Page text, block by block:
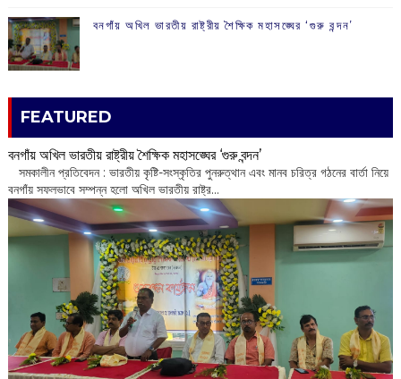
বনগাঁয় অখিল ভারতীয় রাষ্ট্রীয় শৈক্ষিক মহাসঙ্ঘের ‘গুরু বন্দন’
FEATURED
বনগাঁয় অখিল ভারতীয় রাষ্ট্রীয় শৈক্ষিক মহাসঙ্ঘের ‘গুরু বন্দন’
​ সমকালীন প্রতিবেদন : ভারতীয় কৃষ্টি-সংস্কৃতির পুনরুত্থান এবং মানব চরিত্র গঠনের বার্তা নিয়ে
বনগাঁয় সফলভাবে সম্পন্ন হলো অখিল ভারতীয় রাষ্ট্র...